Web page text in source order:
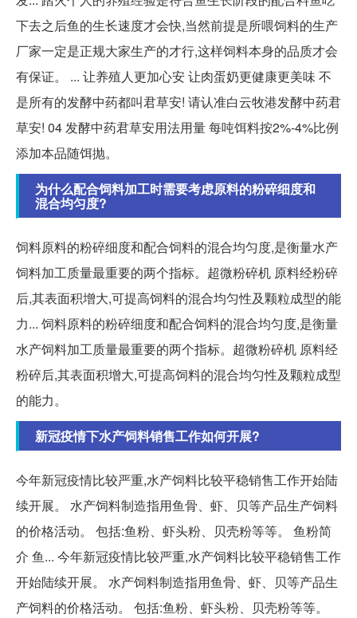
下去之后鱼的生长速度才会快,当然前提是所喂饲料的生产
厂家一定是正规大家生产的才行,这样饲料本身的品质才会
有保证。 ... 让养殖人更加心安 让肉蛋奶更健康更美味 不
是所有的发酵中药都叫君草安! 请认准白云牧港发酵中药君
草安! 04 发酵中药君草安用法用量 每吨饵料按2%-4%比例
添加本品随饵抛。
为什么配合饲料加工时需要考虑原料的粉碎细度和
混合均匀度?
饲料原料的粉碎细度和配合饲料的混合均匀度,是衡量水产
饲料加工质量最重要的两个指标。超微粉碎机 原料经粉碎
后,其表面积增大,可提高饲料的混合均匀性及颗粒成型的能
力... 饲料原料的粉碎细度和配合饲料的混合均匀度,是衡量
水产饲料加工质量最重要的两个指标。超微粉碎机 原料经
粉碎后,其表面积增大,可提高饲料的混合均匀性及颗粒成型
的能力。
新冠疫情下水产饲料销售工作如何开展?
今年新冠疫情比较严重,水产饲料比较平稳销售工作开始陆
续开展。 水产饲料制造指用鱼骨、虾、贝等产品生产饲料
的价格活动。 包括:鱼粉、虾头粉、贝壳粉等等。 鱼粉简
介 鱼... 今年新冠疫情比较严重,水产饲料比较平稳销售工作
开始陆续开展。 水产饲料制造指用鱼骨、虾、贝等产品生
产饲料的价格活动。 包括:鱼粉、虾头粉、贝壳粉等等。